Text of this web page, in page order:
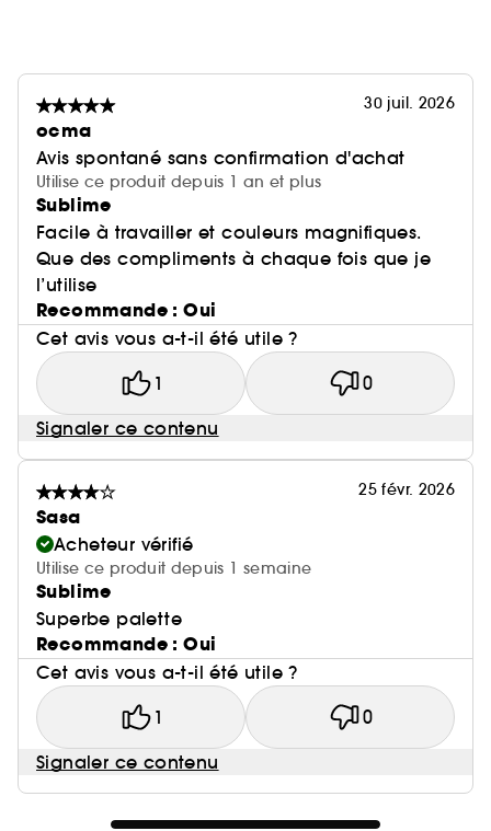
30 juil. 2026
ocma
Avis spontané sans confirmation d'achat
Utilise ce produit depuis 1 an et plus
Sublime
Facile à travailler et couleurs magnifiques.
Que des compliments à chaque fois que je
l’utilise
Recommande : Oui
Cet avis vous a-t-il été utile ?
1 0
Signaler ce contenu
25 févr. 2026
Sasa
Acheteur vérifié
Utilise ce produit depuis 1 semaine
Sublime
Superbe palette
Recommande : Oui
Cet avis vous a-t-il été utile ?
1 0
Signaler ce contenu